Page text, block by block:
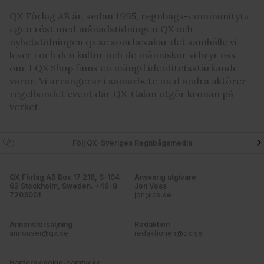
QX Förlag AB är, sedan 1995, regnbågs-communityts
egen röst med månadstidningen QX och
nyhetstidningen qx.se som bevakar det samhälle vi
lever i och den kultur och de människor vi bryr oss
om. I QX Shop finns en mängd identitetsstärkande
varor. Vi arrangerar i samarbete med andra aktörer
regelbundet event där QX-Galan utgör kronan på
verket.
Följ QX-Sveriges Regnbågsmedia
QX Förlag AB Box 17 218, S-104
62 Stockholm, Sweden. +46-8
7203001
Ansvarig utgivare
Jon Voss
jon@qx.se
Annonsförsäljning
annonser@qx.se
Redaktion
redaktionen@qx.se